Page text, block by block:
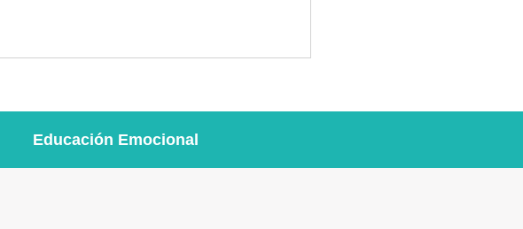
Educación Emocional